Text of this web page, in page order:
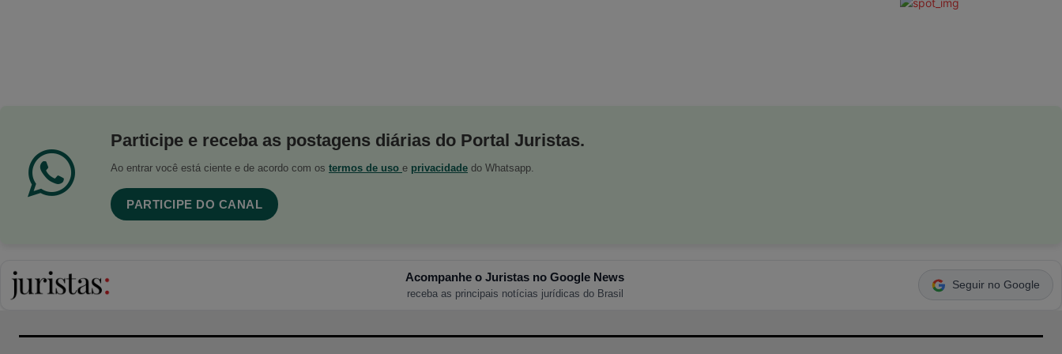
Participe e receba as postagens diárias do Portal Juristas.
Ao entrar você está ciente e de acordo com os termos de uso e privacidade do Whatsapp.
PARTICIPE DO CANAL
Acompanhe o Juristas no Google News
receba as principais notícias jurídicas do Brasil
Seguir no Google